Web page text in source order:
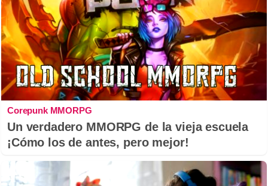
Corepunk MMORPG
Un verdadero MMORPG de la vieja escuela
¡Cómo los de antes, pero mejor!